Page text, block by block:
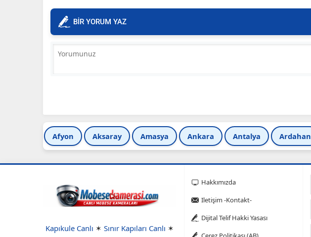
BİR YORUM YAZ
Afyon Aksaray Amasya Ankara Antalya Ardahan
Kapıkule Canlı ✶ Sınır Kapıları Canlı ✶
Hakkımızda
Iletişim -Kontakt-
Dijital Telif Hakki Yasası